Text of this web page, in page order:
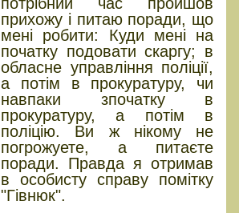
прихожу і питаю поради, що
мені робити: Куди мені на
початку подовати скаргу; в
обласне управління поліції,
а потім в прокуратуру, чи
навпаки зпочатку в
прокуратуру, а потім в
поліцію. Ви ж нікому не
погрожуете, а питаєте
поради. Правда я отримав
в особисту справу помітку
"Гівнюк".